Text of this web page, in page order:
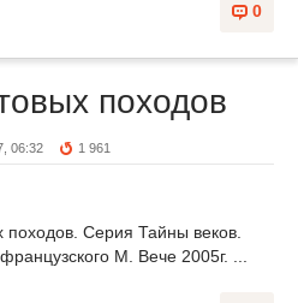
0
походов
06:32 1 961
Серия Тайны веков.
М. Вече 2005г. ...